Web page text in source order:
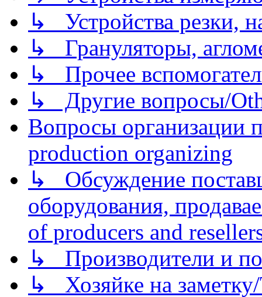
↳ Устройства резки,
↳ Грануляторы,
↳ Прочее
↳ Другие вопросы/
Вопросы организации
production organizing
↳ Обсуждение
оборудования,
of producers and
↳ Производители и
↳ Хозяйке на